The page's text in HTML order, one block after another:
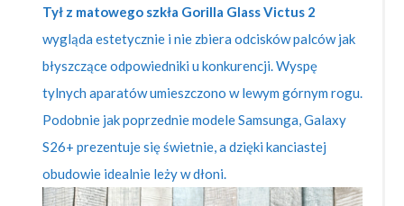
Tył z matowego szkła Gorilla Glass Victus 2
wygląda estetycznie i nie zbiera odcisków palców jak
błyszczące odpowiedniki u konkurencji. Wyspę
tylnych aparatów umieszczono w lewym górnym rogu.
Podobnie jak poprzednie modele Samsunga, Galaxy
S26+ prezentuje się świetnie, a dzięki kanciastej
obudowie idealnie leży w dłoni.